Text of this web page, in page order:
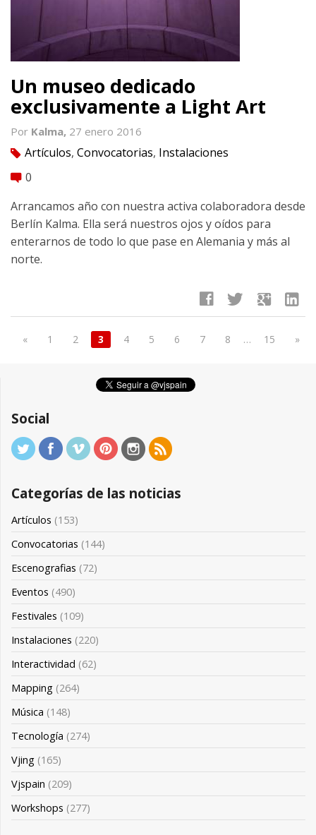
Un museo dedicado
exclusivamente a Light Art
Por Kalma, 27 enero 2016
tag Artículos, Convocatorias, Instalaciones
comment 0
Arrancamos año con nuestra activa colaboradora desde
Berlín Kalma. Ella será nuestros ojos y oídos para
enterarnos de todo lo que pase en Alemania y más al
norte.
facebook twitter google linkedin
« 1 2 3 4 5 6 7 8 … 15 »
Social
Categorías de las noticias
Artículos (153)
Convocatorias (144)
Escenografias (72)
Eventos (490)
Festivales (109)
Instalaciones (220)
Interactividad (62)
Mapping (264)
Música (148)
Tecnología (274)
Vjing (165)
Vjspain (209)
Workshops (277)